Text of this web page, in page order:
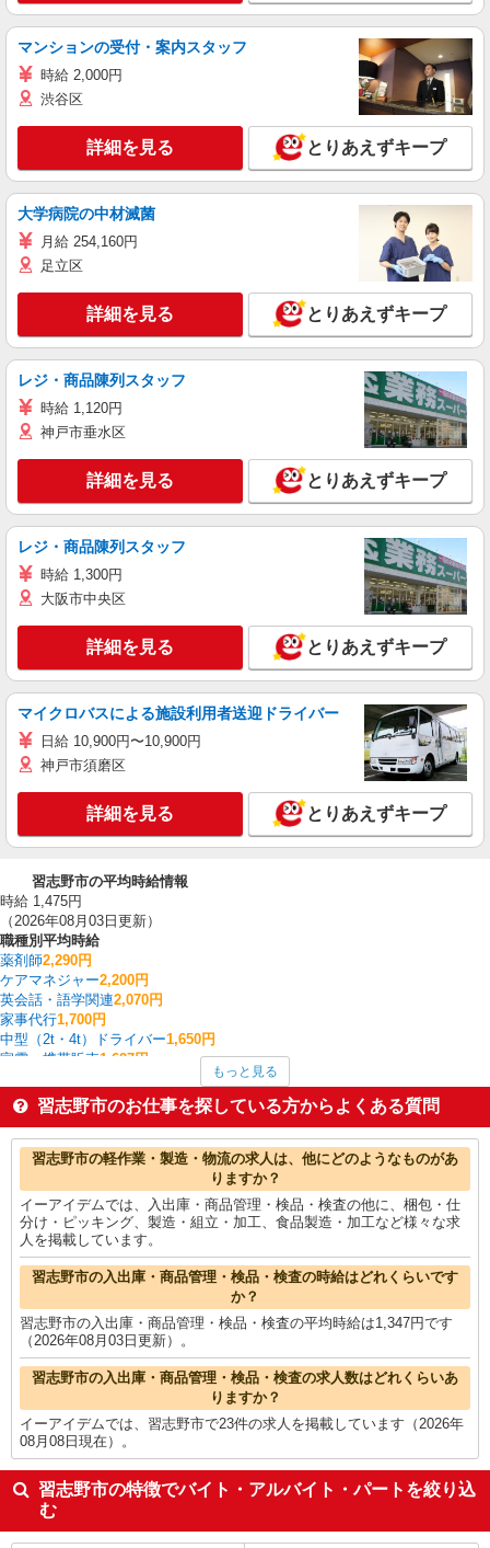
マンションの受付・案内スタッフ
時給 2,000円
渋谷区
詳細を見る とりあえずキープ
大学病院の中材滅菌
月給 254,160円
足立区
詳細を見る とりあえずキープ
レジ・商品陳列スタッフ
時給 1,120円
神戸市垂水区
詳細を見る とりあえずキープ
レジ・商品陳列スタッフ
時給 1,300円
大阪市中央区
詳細を見る とりあえずキープ
マイクロバスによる施設利用者送迎ドライバー
日給 10,900円〜10,900円
神戸市須磨区
詳細を見る とりあえずキープ
習志野市の平均時給情報
時給 1,475円
（2026年08月03日更新）
職種別平均時給
薬剤師2,290円
ケアマネジャー2,200円
英会話・語学関連2,070円
家事代行1,700円
中型（2t・4t）ドライバー1,650円
家電・携帯販売1,627円
看護師・保健師・看護助手・助産師 1,616円
経理・人事・労務・総務・法務1,600円
医療事務・受付・クラーク 1,600円
製造・組立・加工1,579円
習志野市の他の職種の平均時給を見る
もっと見る
習志野市のお仕事を探している方からよくある質問
習志野市の軽作業・製造・物流の求人は、他にどのようなものがあ
りますか？
イーアイデムでは、入出庫・商品管理・検品・検査の他に、梱包・仕
分け・ピッキング、製造・組立・加工、食品製造・加工など様々な求
人を掲載しています。
習志野市の入出庫・商品管理・検品・検査の時給はどれくらいです
か？
習志野市の入出庫・商品管理・検品・検査の平均時給は1,347円です
（2026年08月03日更新）。
習志野市の入出庫・商品管理・検品・検査の求人数はどれくらいあ
りますか？
イーアイデムでは、習志野市で23件の求人を掲載しています（2026年
08月08日現在）。
習志野市の特徴でバイト・アルバイト・パートを絞り込
む